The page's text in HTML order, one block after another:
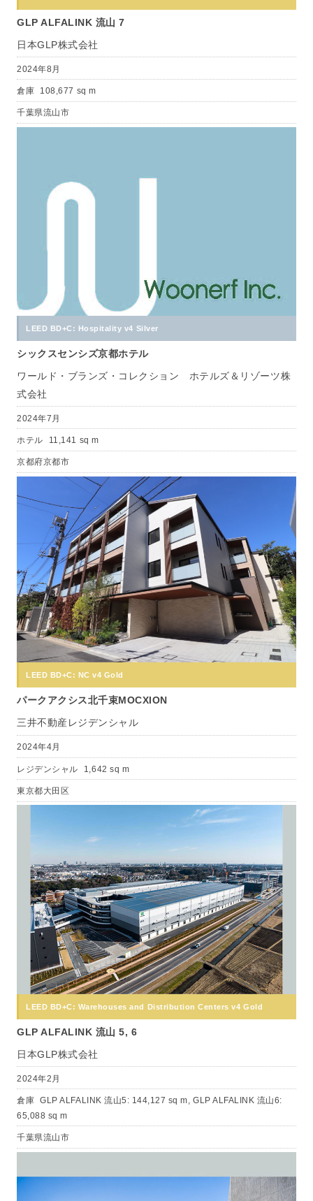
GLP ALFALINK 流山 7
日本GLP株式会社
2024年8月
倉庫 108,677 sq m
千葉県流山市
LEED BD+C: Hospitality v4 Silver
シックスセンシズ京都ホテル
ワールド・ブランズ・コレクション ホテルズ＆リゾーツ株
式会社
2024年7月
ホテル 11,141 sq m
京都府京都市
LEED BD+C: NC v4 Gold
パークアクシス北千束MOCXION
三井不動産レジデンシャル
2024年4月
レジデンシャル 1,642 sq m
東京都大田区
LEED BD+C: Warehouses and Distribution Centers v4 Gold
GLP ALFALINK 流山 5, 6
日本GLP株式会社
2024年2月
倉庫 GLP ALFALINK 流山5: 144,127 sq m, GLP ALFALINK 流山6:
65,088 sq m
千葉県流山市